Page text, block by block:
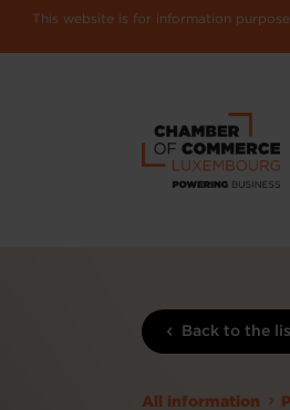
This website is for information
Back to the
All information